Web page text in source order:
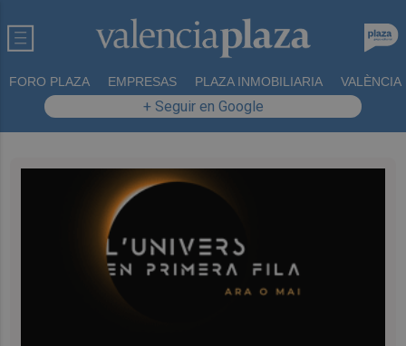
FORO PLAZA EMPRESAS PLAZA INMOBILIARIA VALÈNCIA
+ Seguir en Google